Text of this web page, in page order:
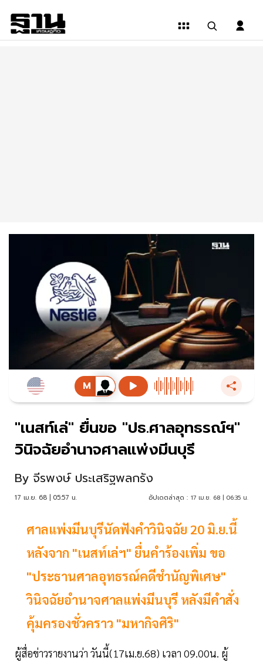
"เนสท์เล่" ยื่นขอ "ปธ.ศาลอุทธรณ์ฯ"
วินิจฉัยอำนาจศาลแพ่งมีนบุรี
By จีรพงษ์ ประเสริฐพลกรัง
17 เม.ย. 68 | 05:57 น. อัปเดตล่าสุด : 17 เม.ย. 68 | 06:35 น.
ศาลแพ่งมีนบุรีนัดฟังคำวินิจฉัย 20 มิ.ย.นี้
หลังจาก "เนสท์เล่ฯ" ยื่นคำร้องเพิ่ม ขอ
"ประธานศาลอุทธรณ์คดีชำนัญพิเศษ"
วินิจฉัยอำนาจศาลแพ่งมีนบุรี หลังมีคำสั่ง
คุ้มครองชั่วคราว "มหากิจศิริ"
ผู้สื่อข่าวรายงานว่า วันนี้(17เม.ย.68) เวลา 09.00น. ผู้